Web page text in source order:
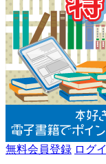
無料会員登録 ログ